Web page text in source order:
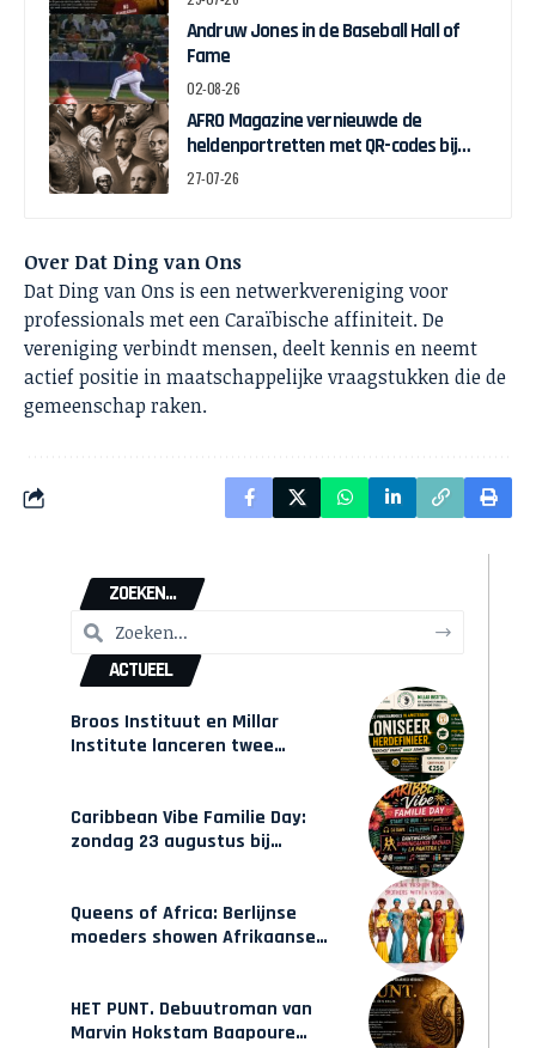
Andruw Jones in de Baseball Hall of
Fame
02-08-26
AFRO Magazine vernieuwde de
heldenportretten met QR-codes bij
Assin Manso
27-07-26
Over Dat Ding van Ons
Dat Ding van Ons is een netwerkvereniging voor
professionals met een Caraïbische affiniteit. De
vereniging verbindt mensen, deelt kennis en neemt
actief positie in maatschappelijke vraagstukken die de
gemeenschap raken.
ZOEKEN...
ACTUEEL
Broos Instituut en Millar
Institute lanceren twee
Caribbean Vibe Familie Day:
zondag 23 augustus bij
Queens of Africa: Berlijnse
moeders showen Afrikaanse
HET PUNT. Debuutroman van
Marvin Hokstam Baapoure